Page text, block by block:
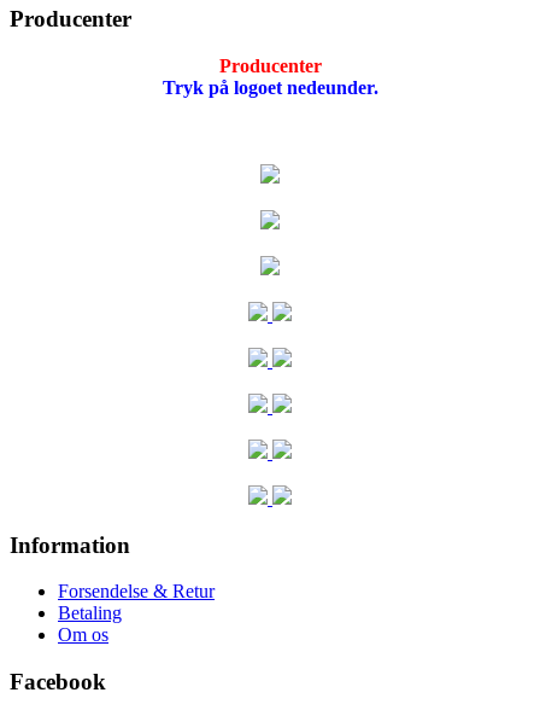
Producenter
Producenter
Tryk på logoet nedeunder.
Information
Forsendelse & Retur
Betaling
Om os
Facebook